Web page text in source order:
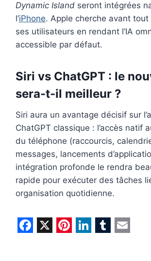
Dynamic Island seront intégrées
l’iPhone. Apple cherche avant
ses utilisateurs en rendant l’IA
accessible par défaut.
Siri vs ChatGPT : le
sera-t-il meilleur ?
Siri aura un avantage décisif sur
ChatGPT classique : l’accès natif
du téléphone (raccourcis,
messages, lancements
intégration profonde le rendra
rapide pour exécuter des tâches
organisation quotidienne.